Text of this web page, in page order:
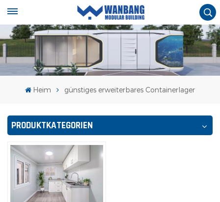
Heim günstiges erweiterbares Containerlager
PRODUKTKATEGORIEN